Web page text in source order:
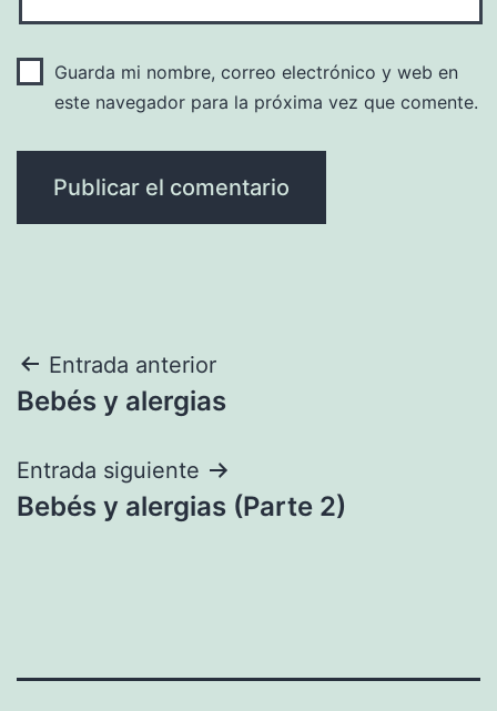
Guarda mi nombre, correo electrónico y web en
este navegador para la próxima vez que comente.
Navegación
de
entradas
Entrada anterior
Bebés y alergias
Entrada siguiente
Bebés y alergias (Parte 2)